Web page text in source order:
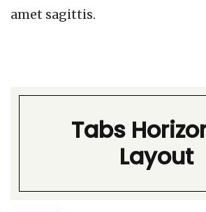
amet sagittis.
Tabs
Layout